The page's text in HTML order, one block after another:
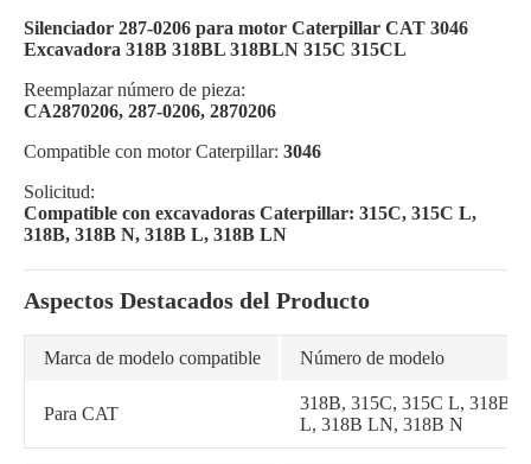
Silenciador 287-0206 para motor Caterpillar CAT 3046
Excavadora 318B 318BL 318BLN 315C 315CL
Reemplazar número de pieza:
CA2870206, 287-0206, 2870206
Compatible con motor Caterpillar: 3046
Solicitud:
Compatible con excavadoras Caterpillar: 315C, 315C L,
318B, 318B N, 318B L, 318B LN
Aspectos Destacados del Producto
Marca de modelo compatible Número de modelo
Para CAT
318B, 315C, 315C L, 318B
L, 318B LN, 318B N